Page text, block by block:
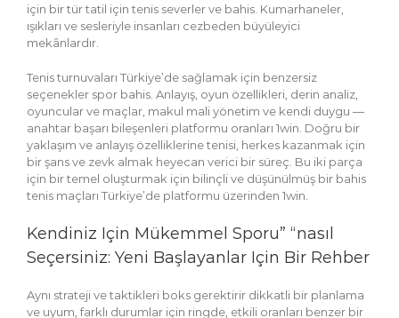
için bir tür tatil için tenis severler ve bahis. Kumarhaneler,
ışıkları ve sesleriyle insanları cezbeden büyüleyici
mekânlardır.
Tenis turnuvaları Türkiye’de sağlamak için benzersiz
seçenekler spor bahis. Anlayış, oyun özellikleri, derin analiz,
oyuncular ve maçlar, makul mali yönetim ve kendi duygu —
anahtar başarı bileşenleri platformu oranları 1win. Doğru bir
yaklaşım ve anlayış özelliklerine tenisi, herkes kazanmak için
bir şans ve zevk almak heyecan verici bir süreç. Bu iki parça
için bir temel oluşturmak için bilinçli ve düşünülmüş bir bahis
tenis maçları Türkiye’de platformu üzerinden 1win.
Kendiniz Için Mükemmel Sporu” “nasıl
Seçersiniz: Yeni Başlayanlar Için Bir Rehber
Aynı strateji ve taktikleri boks gerektirir dikkatli bir planlama
ve uyum, farklı durumlar için ringde, etkili oranları benzer bir